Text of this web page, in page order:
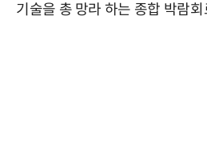
기술을 총 망라 하는 종합 박람